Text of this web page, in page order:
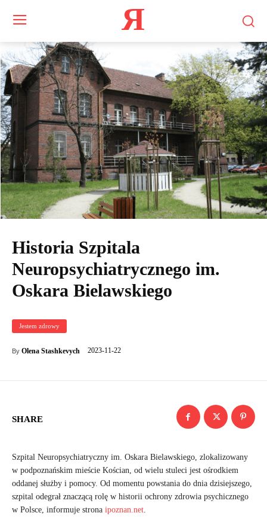
Я
Historia Szpitala
Neuropsychiatrycznego im.
Oskara Bielawskiego
Jestem zdrowy
By Olena Stashkevych 2023-11-22
SHARE
Szpital Neuropsychiatryczny im. Oskara Bielawskiego, zlokalizowany
w podpoznańskim mieście Kościan, od wielu stuleci jest ośrodkiem
oddanej służby i pomocy. Od momentu powstania do dnia dzisiejszego,
szpital odegrał znaczącą rolę w historii ochrony zdrowia psychicznego
w Polsce, informuje strona ipoznan.net.